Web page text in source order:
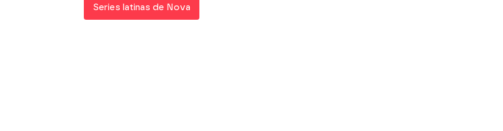
Series latinas de Nova